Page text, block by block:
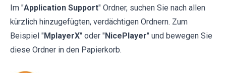
Im "Application Support" Ordner, suchen Sie nach allen
kürzlich hinzugefügten, verdächtigen Ordnern. Zum
Beispiel "MplayerX" oder "NicePlayer" und bewegen Sie
diese Ordner in den Papierkorb.